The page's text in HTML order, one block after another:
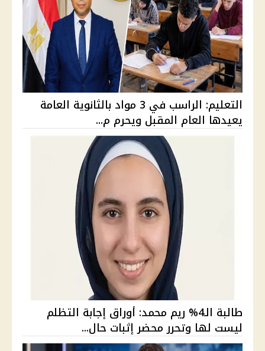
التعليم: الراسب في 3 مواد بالثانوية العامة
يعيدها العام المقبل ويحرم م...
طالبة الـ4% ريم محمد: أوراق إجابة التظلم
ليست لها وتحرر محضر إثبات حال...